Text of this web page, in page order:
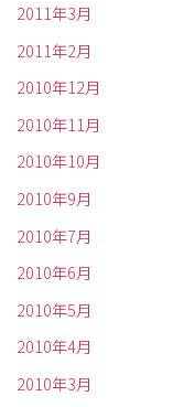
2011年3月
2011年2月
2010年12月
2010年11月
2010年10月
2010年9月
2010年7月
2010年6月
2010年5月
2010年4月
2010年3月